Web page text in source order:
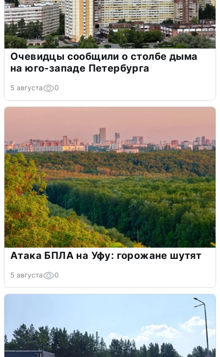
Очевидцы сообщили о столбе дыма
на юго-западе Петербурга
5 августа 0
Атака БПЛА на Уфу: горожане шутят
5 августа 0